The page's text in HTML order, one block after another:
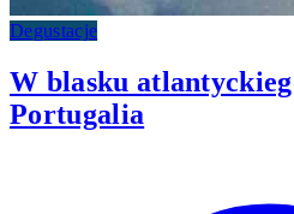
Degustacje
W blasku
Portugalia